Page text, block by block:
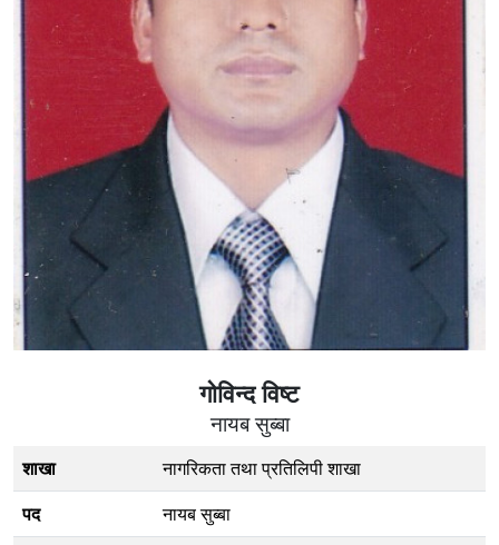
गोविन्द विष्ट
नायब सुब्बा
शाखा
नागरिकता तथा प्रतिलिपी शाखा
पद
नायब सुब्बा